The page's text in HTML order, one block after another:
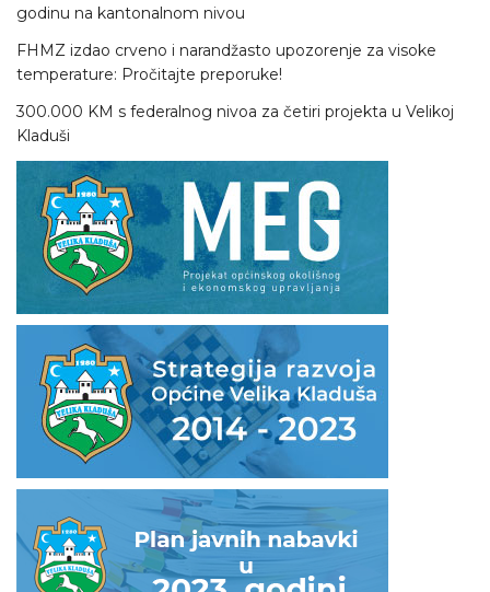
godinu na kantonalnom nivou
FHMZ izdao crveno i narandžasto upozorenje za visoke
temperature: Pročitajte preporuke!
300.000 KM s federalnog nivoa za četiri projekta u Velikoj
Kladuši